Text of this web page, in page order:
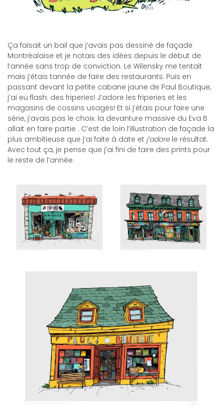
Ça faisait un bail que j’avais pas dessiné de façade
Montréalaise et je notais des idées depuis le début de
l’année sans trop de conviction. Le Wilensky me tentait
mais j’étais tannée de faire des restaurants. Puis en
passant devant la petite cabane jaune de Paul Boutique,
j’ai eu flash: des friperies! J’adore les friperies et les
magasins de cossins usagés! Et si j’étais pour faire une
série, j’avais pas le choix: la devanture massive du Eva B
allait en faire partie . C’est de loin l’illustration de façade la
plus ambitieuse que j’ai faite à date et j’adore le résultat.
Avec tout ça, je pense que j’ai fini de faire des prints pour
le reste de l’année.